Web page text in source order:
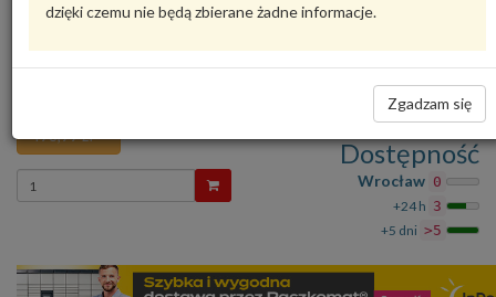
dzięki czemu nie będą zbierane żadne informacje.
Zgadzam się
Uszczelka drzwi wewnetrzna czarny VW Polo 6R
498,99 zł
Wprowadź
ilość
Dostępność
Wrocław 0
+24 h 3
+5 dni >5